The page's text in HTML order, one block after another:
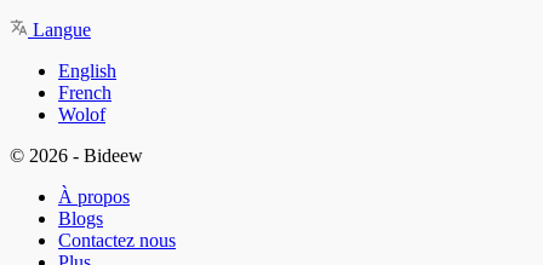
Langue
English
French
Wolof
© 2026 - Bideew
À propos
Blogs
Contactez nous